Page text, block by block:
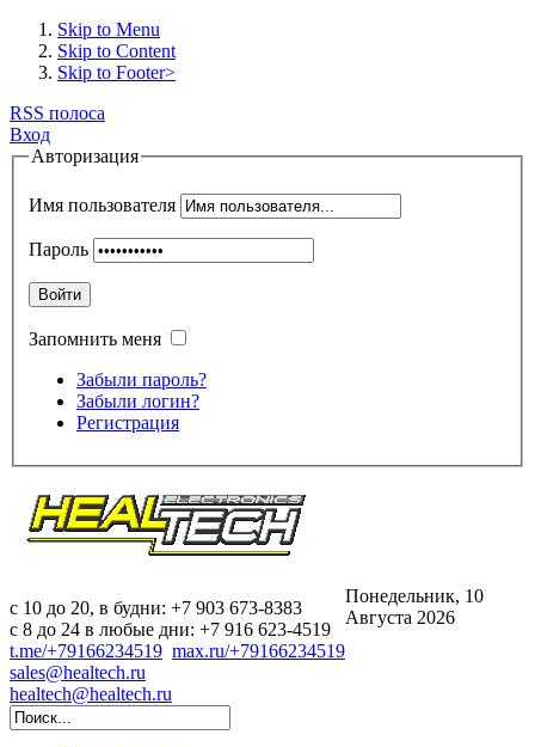
Skip to Menu
Skip to Content
Skip to Footer>
RSS полоса
Вход
Авторизация
Имя пользователя
Пароль
Войти
Запомнить меня
Забыли пароль?
Забыли логин?
Регистрация
c 10 до 20, в будни: +7 903 673-8383
с 8 до 24 в любые дни: +7 916 623-4519
t.me/+79166234519 max.ru/+79166234519
sales@healtech.ru
healtech@healtech.ru
Понедельник, 10
Августа 2026